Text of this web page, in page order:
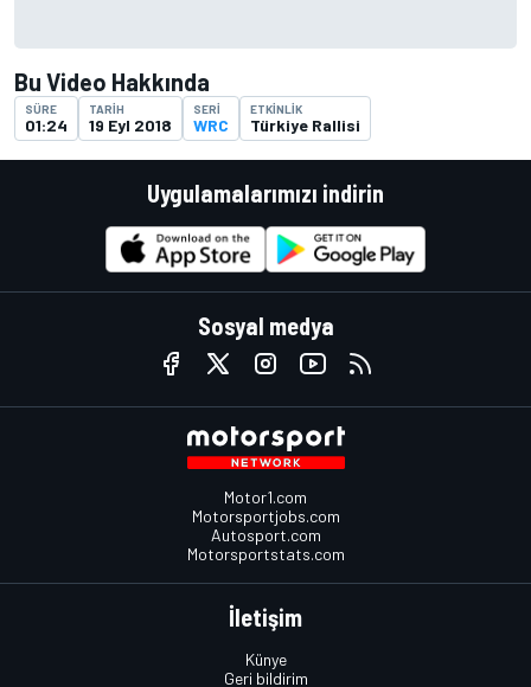
Bu Video Hakkında
SÜRE
01:24
TARIH
19 Eyl 2018
SERI
WRC
ETKINLIK
Türkiye Rallisi
Uygulamalarımızı indirin
Sosyal medya
Motor1.com
Motorsportjobs.com
Autosport.com
Motorsportstats.com
İletişim
Künye
Geri bildirim